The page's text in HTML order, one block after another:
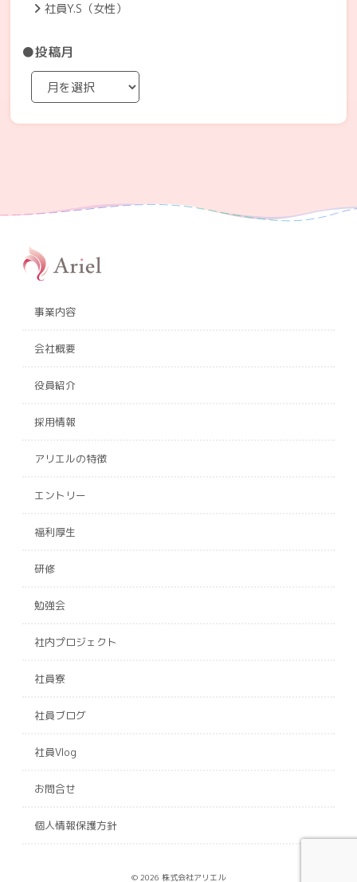
社員Y.S（女性）
●投稿月
事業内容
会社概要
役員紹介
採用情報
アリエルの特徴
エントリー
福利厚生
研修
勉強会
社内プロジェクト
社員寮
社員ブログ
社員Vlog
お問合せ
個人情報保護方針
© 2026 株式会社アリエル